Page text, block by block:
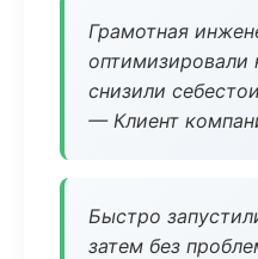
Грамотная
оптимизировали
снизили
— Клиент
Быстро
затем без